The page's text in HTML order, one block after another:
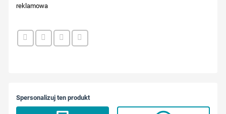
reklamowa
Spersonalizuj ten produkt